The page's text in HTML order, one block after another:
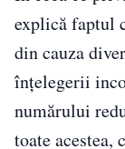
explică faptul
din cauza
înțelegerii
numărului
toate